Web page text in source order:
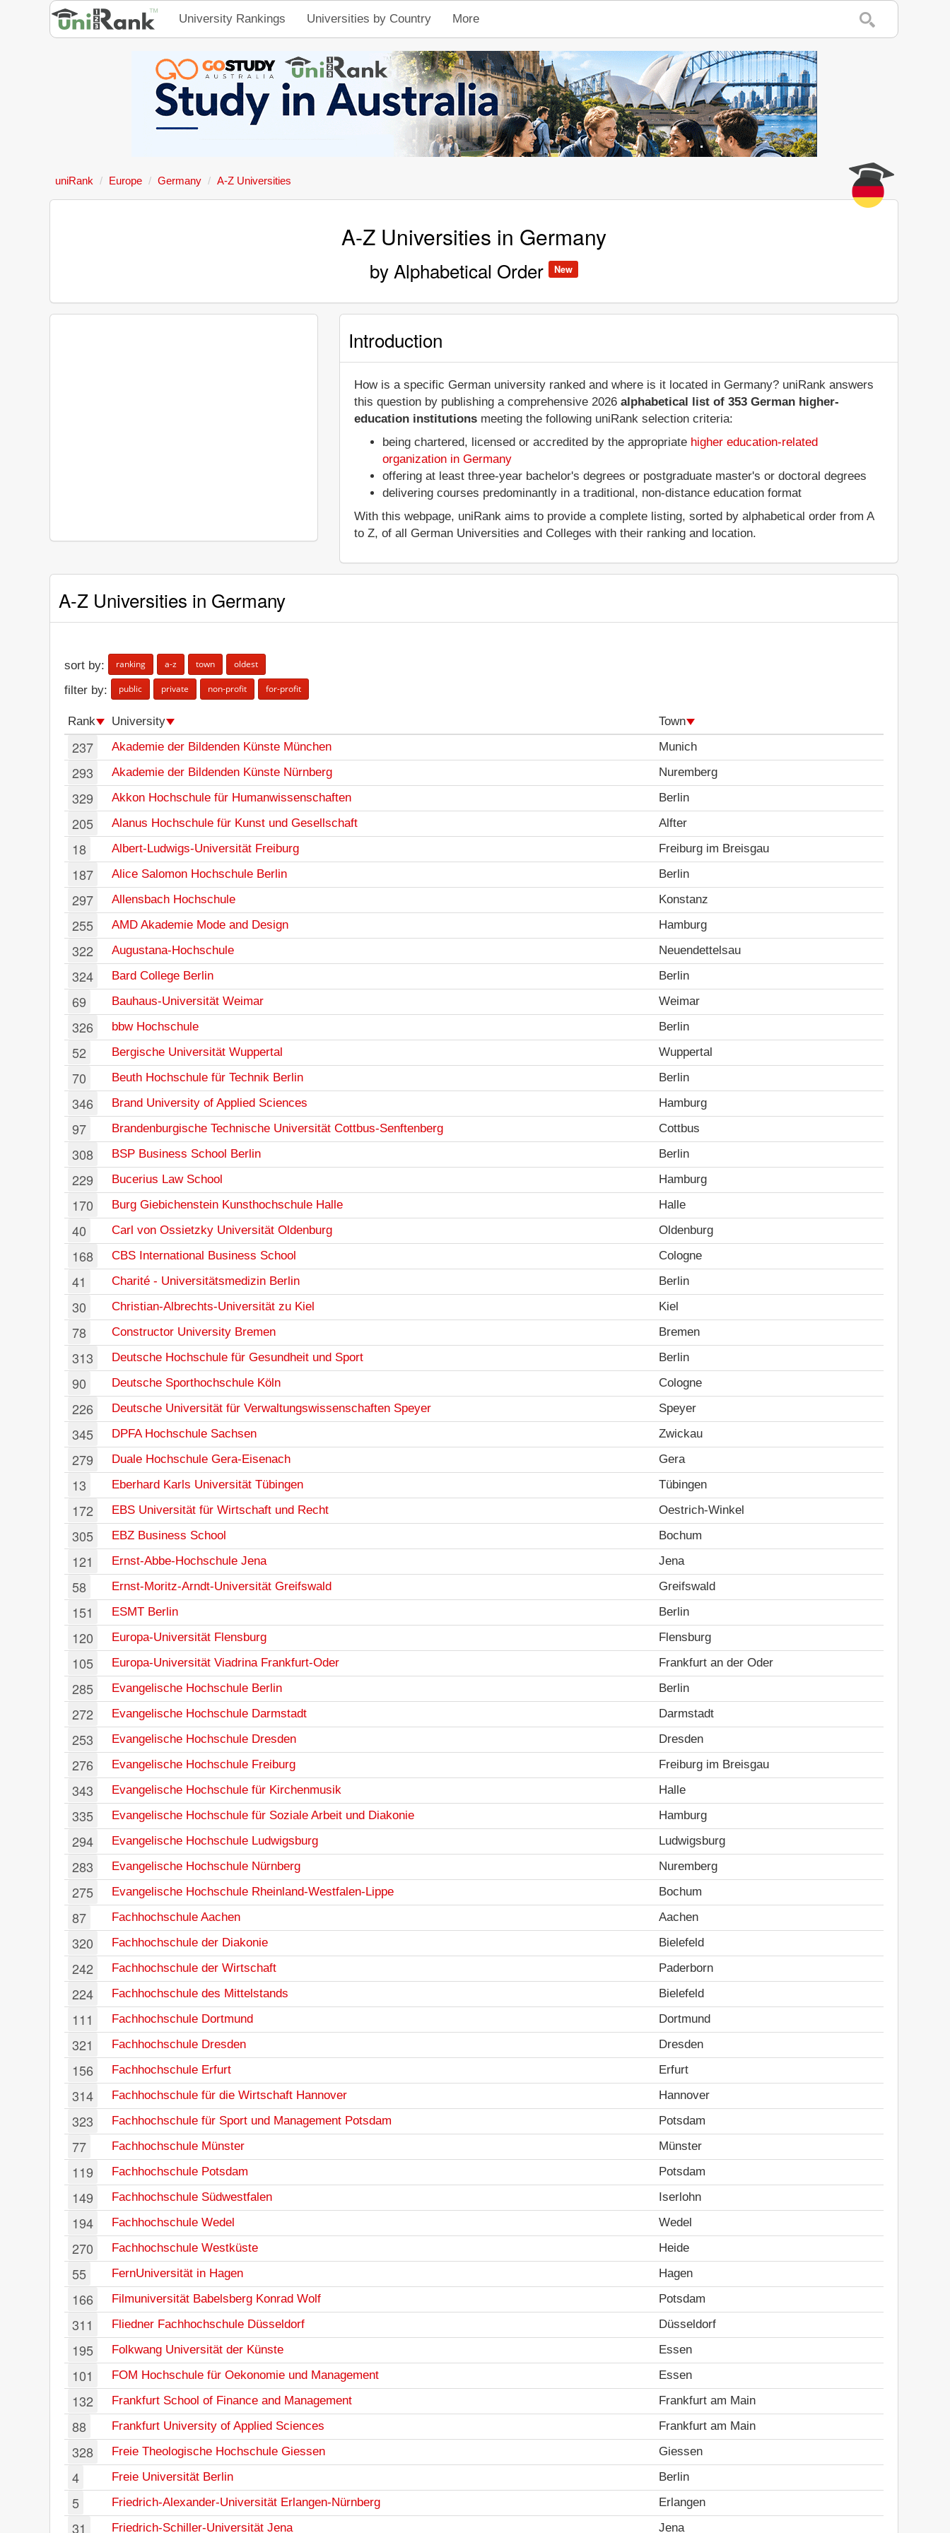
University Rankings Universities by Country More
uniRank Europe Germany A-Z Universities
A-Z Universities in Germany
by Alphabetical Order New
Introduction
How is a specific German university ranked and where is it located in Germany? uniRank answers
this question by publishing a comprehensive 2026alphabetical list of 353 German higher-
education institutions meeting the following uniRank selection criteria:
being chartered, licensed or accredited by the appropriate higher education-related
organization in Germany
offering at least three-year bachelor's degrees or postgraduate master's or doctoral degrees
delivering courses predominantly in a traditional, non-distance education format
With this webpage, uniRank aims to provide a complete listing, sorted by alphabetical order from A
to Z, of all German Universities and Colleges with their ranking and location.
A-Z Universities in Germany
sort by: ranking a-z town oldest
filter by: public private non-profit for-profit
Rank University Town
237 Akademie der Bildenden Künste München Munich
293 Akademie der Bildenden Künste Nürnberg Nuremberg
329 Akkon Hochschule für Humanwissenschaften Berlin
205 Alanus Hochschule für Kunst und Gesellschaft Alfter
18 Albert-Ludwigs-Universität Freiburg Freiburg im Breisgau
187 Alice Salomon Hochschule Berlin Berlin
297 Allensbach Hochschule Konstanz
255 AMD Akademie Mode and Design Hamburg
322 Augustana-Hochschule Neuendettelsau
324 Bard College Berlin Berlin
69 Bauhaus-Universität Weimar Weimar
326 bbw Hochschule Berlin
52 Bergische Universität Wuppertal Wuppertal
70 Beuth Hochschule für Technik Berlin Berlin
346 Brand University of Applied Sciences Hamburg
97 Brandenburgische Technische Universität Cottbus-Senftenberg Cottbus
308 BSP Business School Berlin Berlin
229 Bucerius Law School Hamburg
170 Burg Giebichenstein Kunsthochschule Halle Halle
40 Carl von Ossietzky Universität Oldenburg Oldenburg
168 CBS International Business School Cologne
41 Charité - Universitätsmedizin Berlin Berlin
30 Christian-Albrechts-Universität zu Kiel Kiel
78 Constructor University Bremen Bremen
313 Deutsche Hochschule für Gesundheit und Sport Berlin
90 Deutsche Sporthochschule Köln Cologne
226 Deutsche Universität für Verwaltungswissenschaften Speyer Speyer
345 DPFA Hochschule Sachsen Zwickau
279 Duale Hochschule Gera-Eisenach Gera
13 Eberhard Karls Universität Tübingen Tübingen
172 EBS Universität für Wirtschaft und Recht Oestrich-Winkel
305 EBZ Business School Bochum
121 Ernst-Abbe-Hochschule Jena Jena
58 Ernst-Moritz-Arndt-Universität Greifswald Greifswald
151 ESMT Berlin Berlin
120 Europa-Universität Flensburg Flensburg
105 Europa-Universität Viadrina Frankfurt-Oder Frankfurt an der Oder
285 Evangelische Hochschule Berlin Berlin
272 Evangelische Hochschule Darmstadt Darmstadt
253 Evangelische Hochschule Dresden Dresden
276 Evangelische Hochschule Freiburg Freiburg im Breisgau
343 Evangelische Hochschule für Kirchenmusik Halle
335 Evangelische Hochschule für Soziale Arbeit und Diakonie Hamburg
294 Evangelische Hochschule Ludwigsburg Ludwigsburg
283 Evangelische Hochschule Nürnberg Nuremberg
275 Evangelische Hochschule Rheinland-Westfalen-Lippe Bochum
87 Fachhochschule Aachen Aachen
320 Fachhochschule der Diakonie Bielefeld
242 Fachhochschule der Wirtschaft Paderborn
224 Fachhochschule des Mittelstands Bielefeld
111 Fachhochschule Dortmund Dortmund
321 Fachhochschule Dresden Dresden
156 Fachhochschule Erfurt Erfurt
314 Fachhochschule für die Wirtschaft Hannover Hannover
323 Fachhochschule für Sport und Management Potsdam Potsdam
77 Fachhochschule Münster Münster
119 Fachhochschule Potsdam Potsdam
149 Fachhochschule Südwestfalen Iserlohn
194 Fachhochschule Wedel Wedel
270 Fachhochschule Westküste Heide
55 FernUniversität in Hagen Hagen
166 Filmuniversität Babelsberg Konrad Wolf Potsdam
311 Fliedner Fachhochschule Düsseldorf Düsseldorf
195 Folkwang Universität der Künste Essen
101 FOM Hochschule für Oekonomie und Management Essen
132 Frankfurt School of Finance and Management Frankfurt am Main
88 Frankfurt University of Applied Sciences Frankfurt am Main
328 Freie Theologische Hochschule Giessen Giessen
4 Freie Universität Berlin Berlin
5 Friedrich-Alexander-Universität Erlangen-Nürnberg Erlangen
31 Friedrich-Schiller-Universität Jena Jena